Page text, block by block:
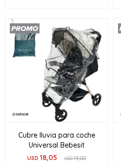
Cubre lluvia para coche
Universal Bebesit
USD 18,05 USD19,00